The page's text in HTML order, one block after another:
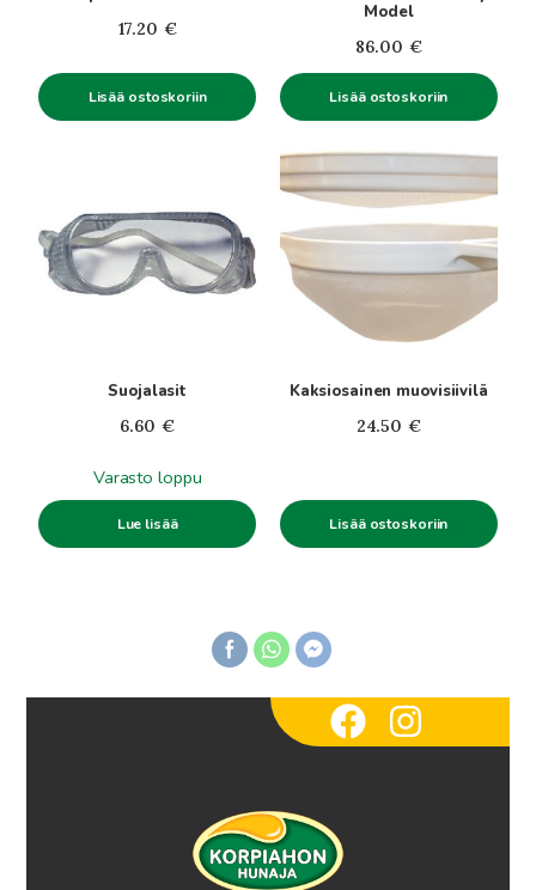
17.20 €
Lisää ostoskoriin
Model
86.00 €
Lisää ostoskoriin
Suojalasit
6.60 €
Varasto loppu
Lue lisää
Kaksiosainen muovisiivilä
24.50 €
Lisää ostoskoriin